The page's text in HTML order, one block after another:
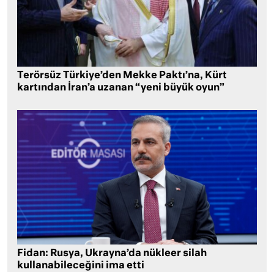
Terörsüz Türkiye’den Mekke Paktı’na, Kürt
kartından İran’a uzanan “yeni büyük oyun”
Fidan: Rusya, Ukrayna’da nükleer silah
kullanabileceğini ima etti